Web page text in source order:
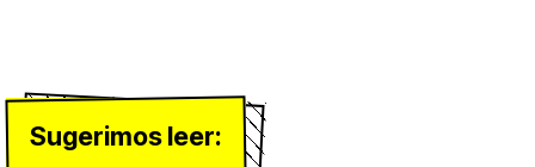
Sugerimos leer: